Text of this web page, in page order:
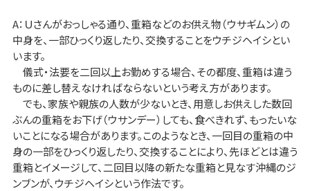
A：Ｕさんがおっしゃる通り、重箱などのお供え物（ウサギムン）の
中身を、一部ひっくり返したり、交換することをウチジヘイシとい
います。
儀式・法要を二回以上お勤めする場合、その都度、重箱は違う
ものに差し替えなければならないという考え方があります。
でも、家族や親族の人数が少ないとき、用意しお供えした数回
ぶんの重箱をお下げ（ウサンデー）しても、食べきれず、もったいな
いことになる場合があります。このようなとき、一回目の重箱の中
身の一部をひっくり返したり、交換することにより、先ほどとは違う
重箱とイメージして、二回目以降の新たな重箱と見なす沖縄のジ
ンブンが、ウチジヘイシという作法です。